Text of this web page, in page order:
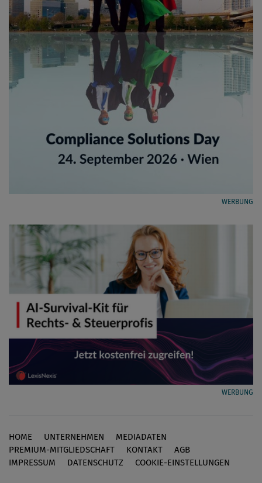
WERBUNG
WERBUNG
Footer
HOME UNTERNEHMEN
MEDIADATEN
PREMIUM-MITGLIEDSCHAFT
KONTAKT
AGB
IMPRESSUM
DATENSCHUTZ COOKIE-EINSTELLUNGEN